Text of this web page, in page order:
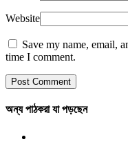
Website
Save my name, email,
time I comment.
অন্য পাঠকরা যা পড়ছেন